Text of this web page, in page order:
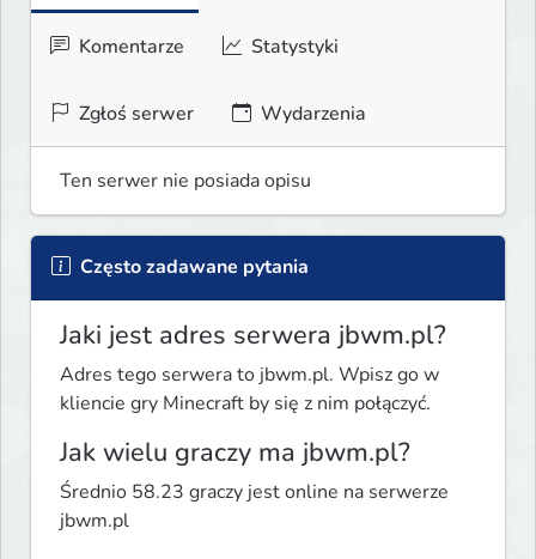
Komentarze Statystyki
Zgłoś serwer Wydarzenia
Ten serwer nie posiada opisu
Często zadawane pytania
Jaki jest adres serwera jbwm.pl?
Adres tego serwera to jbwm.pl. Wpisz go w
kliencie gry Minecraft by się z nim połączyć.
Jak wielu graczy ma jbwm.pl?
Średnio 58.23 graczy jest online na serwerze
jbwm.pl